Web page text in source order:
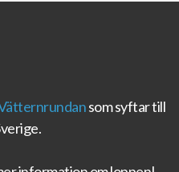
som syftar till